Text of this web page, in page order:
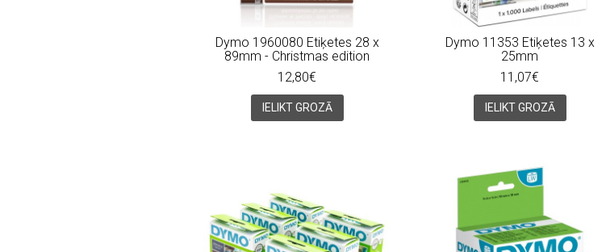
Dymo 1960080 Etiķetes 28 x
89mm - Christmas edition
12,80€
IELIKT GROZĀ
Dymo 11353 Etiķetes 13 x
25mm
11,07€
IELIKT GROZĀ